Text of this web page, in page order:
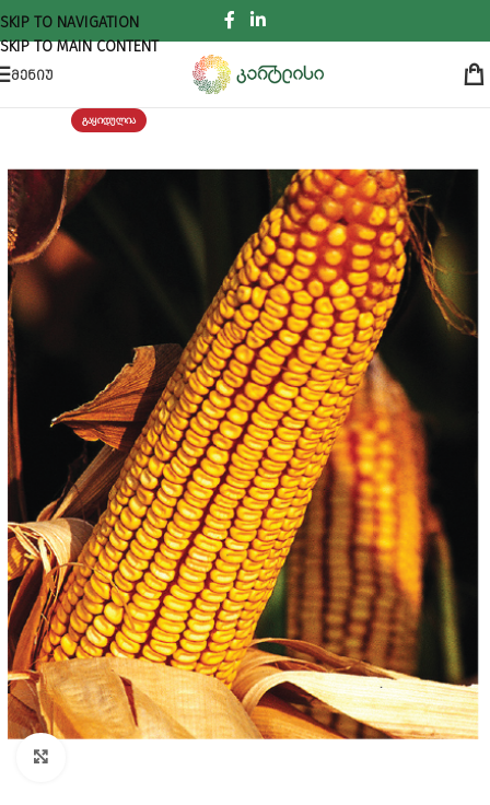
SKIP TO NAVIGATION
SKIP TO MAIN CONTENT
ᲛᲔᲜᲘᲣ
ᲒᲐᲧᲘᲓᲣᲚᲘᲐ